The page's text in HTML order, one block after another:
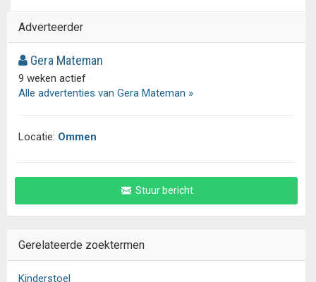
Adverteerder
Gera Mateman
9 weken actief
Alle advertenties van Gera Mateman »
Locatie: Ommen
Stuur bericht
Gerelateerde zoektermen
Kinderstoel